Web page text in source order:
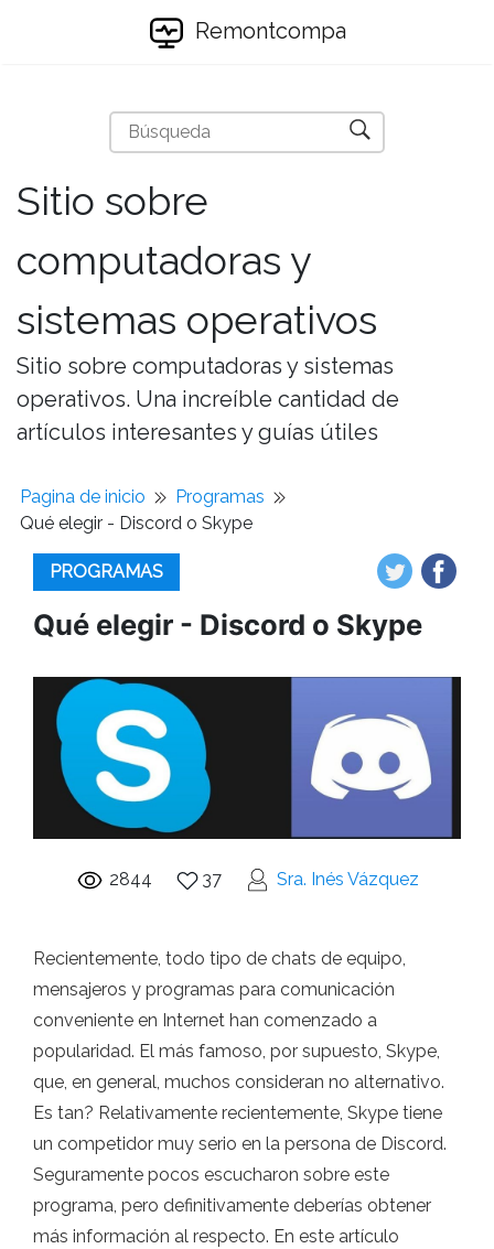
Remontcompa
Sitio sobre
computadoras y
sistemas operativos
Sitio sobre computadoras y sistemas
operativos. Una increíble cantidad de
artículos interesantes y guías útiles
Pagina de inicio
Programas
Qué elegir - Discord o Skype
PROGRAMAS
Qué elegir - Discord o Skype
2844 37 Sra. Inés Vázquez
Recientemente, todo tipo de chats de equipo,
mensajeros y programas para comunicación
conveniente en Internet han comenzado a
popularidad. El más famoso, por supuesto, Skype,
que, en general, muchos consideran no alternativo.
Es tan? Relativamente recientemente, Skype tiene
un competidor muy serio en la persona de Discord.
Seguramente pocos escucharon sobre este
programa, pero definitivamente deberías obtener
más información al respecto. En este artículo